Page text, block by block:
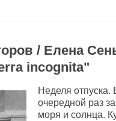
/ Елена
incognita"
Неделя отпуска.
очередной раз
моря и солнца.